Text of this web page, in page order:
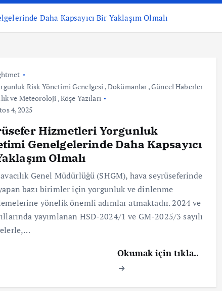
Daha Kapsayıcı Bir Yaklaşım Olmalı
Risk Yönetimi Genelgesi ,Dokümanlar,Güncel Haberler
ve Meteoroloji ,Köşe Yazıları
4, 2025
Hizmetleri Yorgunluk
Genelgelerinde Daha Kapsayıcı
Olmalı
Genel Müdürlüğü (SHGM), hava seyrüseferinde
bazı birimler için yorgunluk ve dinlenme
yönelik önemli adımlar atmaktadır. 2024 ve
yayımlanan HSD-2024/1 ve GM-2025/3 sayılı
Okumak için tıkla..